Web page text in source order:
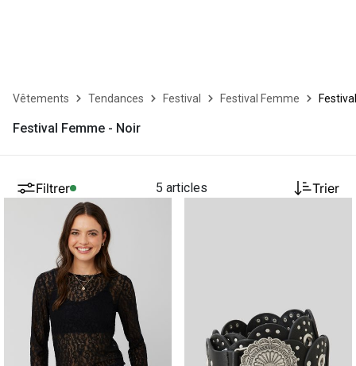
Vêtements Tendances Festival Festival Femme
Festival Femme - Noir
Filtrer 5 articles Trier